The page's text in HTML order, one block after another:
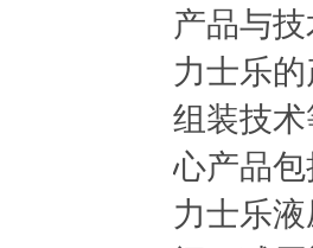
产品与
力士乐
组装技
心产品
力士乐